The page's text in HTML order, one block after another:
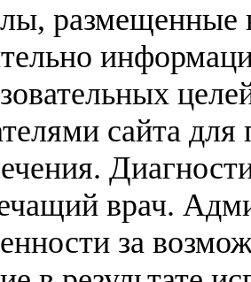
размещенные
сайта
врач.
за